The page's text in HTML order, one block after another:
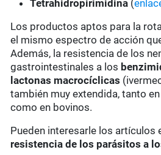
Tetrahidropirimidina (
Los productos aptos para la
el mismo espectro de acción
Además, la resistencia de los
gastrointestinales a los
lactonas macrocíclicas
también muy extendida, tanto
como en bovinos.
Pueden interesarle los artículos
resistencia de los parásitos a